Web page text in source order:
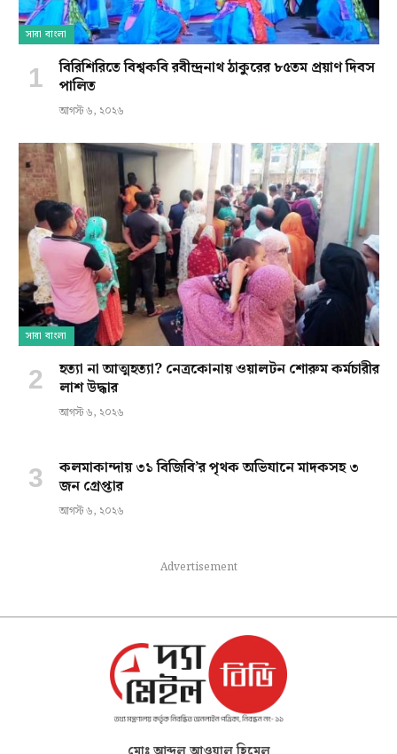
সারা বাংলা
বিরিশিরিতে বিশ্বকবি রবীন্দ্রনাথ ঠাকুরের ৮৫তম প্রয়াণ দিবস
পালিত
আগস্ট ৬, ২০২৬
সারা বাংলা
হত্যা না আত্মহত্যা? নেত্রকোনায় ওয়ালটন শোরুম কর্মচারীর
লাশ উদ্ধার
আগস্ট ৬, ২০২৬
কলমাকান্দায় ৩১ বিজিবি’র পৃথক অভিযানে মাদকসহ ৩
জন গ্রেপ্তার
আগস্ট ৬, ২০২৬
Advertisement